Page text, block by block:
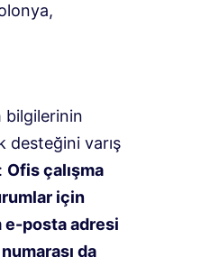
bilgilerinin
desteğini varış
Ofis çalışma
için
e-posta adresi
da